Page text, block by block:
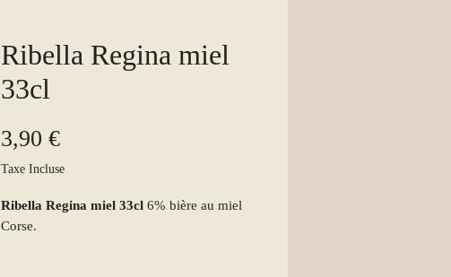
Ribella Regina miel
33cl
3,90 €Prix
Taxe Incluse
Ribella Regina miel 33cl 6% bière au miel
Corse.